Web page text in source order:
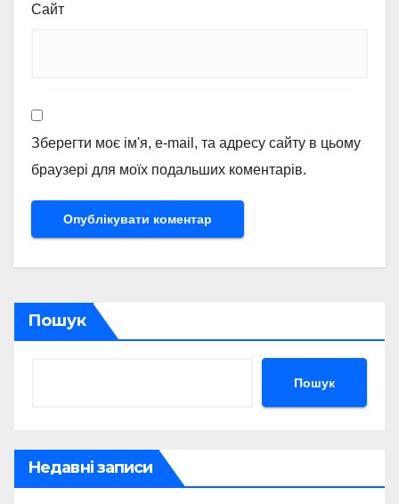
Сайт
Зберегти моє ім'я, e-mail, та адресу сайту в цьому
браузері для моїх подальших коментарів.
Пошук
Пошук
Недавні записи